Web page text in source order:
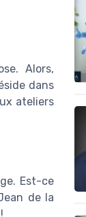
Alors,
dans
ateliers
Est-ce
de la